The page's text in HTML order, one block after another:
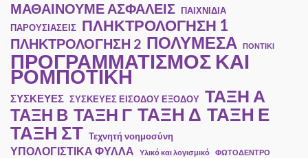
ΜΑΘΑΙΝΟΥΜΕ ΑΣΦΑΛΕΙΣ ΠΑΙΧΝΙΔΙΑ
ΠΑΡΟΥΣΙΑΣΕΙΣ ΠΛΗΚΤΡΟΛΟΓΗΣΗ 1
ΠΛΗΚΤΡΟΛΟΓΗΣΗ 2 ΠΟΛΥΜΕΣΑ ΠΟΝΤΙΚΙ
ΠΡΟΓΡΑΜΜΑΤΙΣΜΟΣ ΚΑΙ
ΡΟΜΠΟΤΙΚΗ
ΣΥΣΚΕΥΕΣ ΣΥΣΚΕΥΕΣ ΕΙΣΟΔΟΥ ΕΞΟΔΟΥ ΤΑΞΗ Α
ΤΑΞΗ Β ΤΑΞΗ Γ ΤΑΞΗ Δ ΤΑΞΗ Ε
ΤΑΞΗ ΣΤ Τεχνητή νοημοσύνη
ΥΠΟΛΟΓΙΣΤΙΚΑ ΦΥΛΛΑ Υλικό και λογισμικό ΦΩΤΟΔΕΝΤΡΟ